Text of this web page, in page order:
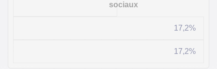
sociaux
17,2%
17,2%